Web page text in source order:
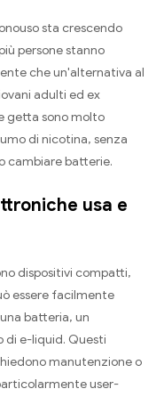
sta crescendo
persone stanno
che un'alternativa al
adulti ed ex
getta sono molto
di nicotina, senza
cambiare batterie.
usa e
dispositivi compatti,
essere facilmente
batteria, un
di e-liquid. Questi
manutenzione o
user-